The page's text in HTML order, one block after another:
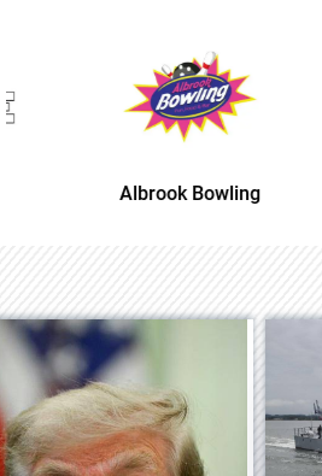
Albrook Bowling